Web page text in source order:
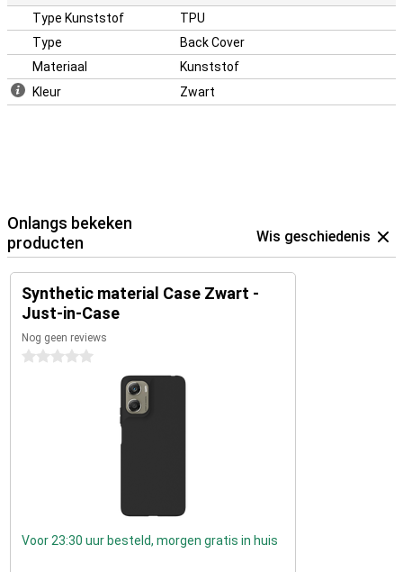
Type Kunststof
TPU
Type
Back Cover
Materiaal
Kunststof
Kleur
Zwart
Onlangs bekeken
producten
Wis geschiedenis
Synthetic material Case Zwart -
Just-in-Case
Nog geen reviews
0 sterren
Voor 23:30 uur besteld, morgen gratis in huis